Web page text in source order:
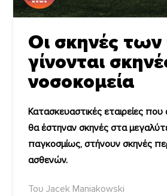
Οι σκηνές
γίνονται
νοσοκομεία
Κατασκευαστικές εταιρείες
θα έστηναν σκηνές στα
παγκοσμίως, στήνουν σκηνές
ασθενών.
Του Jacek Maniakowski